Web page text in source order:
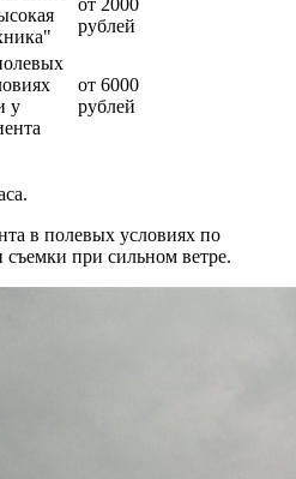
рублей
у
от 6000
рублей
в полевых условиях по
при сильном ветре.